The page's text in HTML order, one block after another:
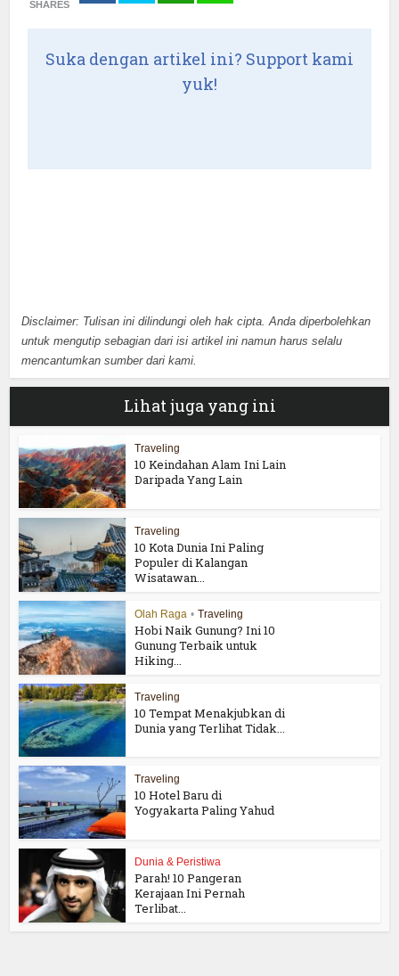
SHARES
Suka dengan artikel ini? Support kami
yuk!
Disclaimer: Tulisan ini dilindungi oleh hak cipta. Anda diperbolehkan
untuk mengutip sebagian dari isi artikel ini namun harus selalu
mencantumkan sumber dari kami.
Lihat juga yang ini
Traveling
10 Keindahan Alam Ini Lain
Daripada Yang Lain
Traveling
10 Kota Dunia Ini Paling
Populer di Kalangan
Wisatawan...
Olah Raga • Traveling
Hobi Naik Gunung? Ini 10
Gunung Terbaik untuk
Hiking...
Traveling
10 Tempat Menakjubkan di
Dunia yang Terlihat Tidak...
Traveling
10 Hotel Baru di
Yogyakarta Paling Yahud
Dunia & Peristiwa
Parah! 10 Pangeran
Kerajaan Ini Pernah
Terlibat...